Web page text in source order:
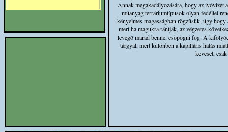
Annak megakadályozására, hogy az ivóvizet
műanyag terráriumtípusok olyan fedéllel
kényelmes magasságban rögzítsük, úgy
mert ha magukra rántják, az végzetes
levegő marad benne, csöpögni fog. A
tárgyal, mert különben a kapilláris hatás
keveset,